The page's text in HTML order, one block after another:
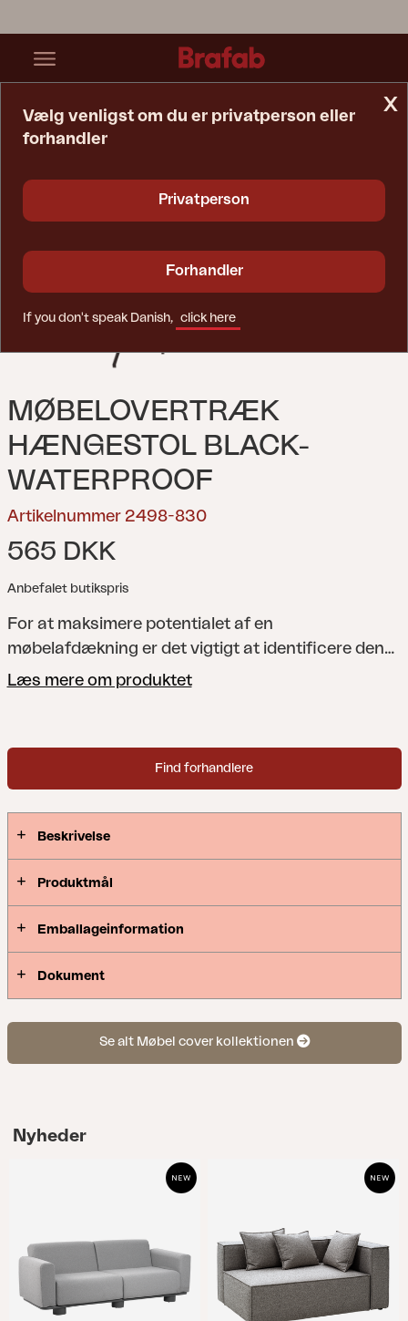
MØBELOVERTRÆK
HÆNGESTOL BLACK-
WATERPROOF
Artikelnummer 2498-830
565 DKK
Anbefalet butikspris
For at maksimere potentialet af en
møbelafdækning er det vigtigt at identificere den
passende størrelse. Hvis møbelafdækningen er for
strækkes, hvilket medfører unødvendig slid på
materialet. Hvis møbelafdækningen er for stor, kan
størrelse afgørende, så tag dig tid til at måle og
møbelafdækning, begynd med at arrangere
afdækningen anvendes. Mål derefter alle de ydre
præcise mål, så vælg den større størrelse, der er
tættest på de mål, du har identificeret.
Læs mere om produktet
Find forhandlere
Beskrivelse
Produktmål
Emballageinformation
Dokument
Se alt Møbel cover kollektionen
Nyheder
x
Vælg venligst om du er privatperson eller
forhandler
Privatperson
Forhandler
If you don't speak Danish, click here